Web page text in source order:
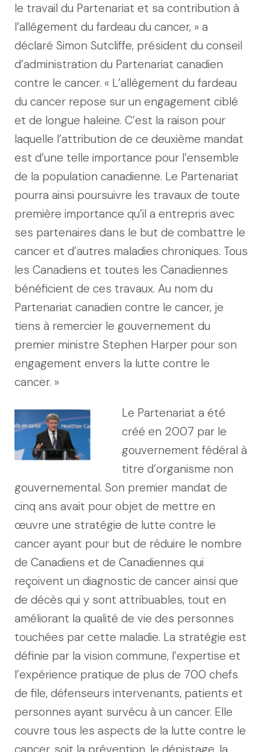
le travail du Partenariat et sa contribution à
l’allégement du fardeau du cancer, » a
déclaré Simon Sutcliffe, président du conseil
d’administration du Partenariat canadien
contre le cancer. « L’allégement du fardeau
du cancer repose sur un engagement ciblé
et de longue haleine. C’est la raison pour
laquelle l’attribution de ce deuxième mandat
est d’une telle importance pour l’ensemble
de la population canadienne. Le Partenariat
pourra ainsi poursuivre les travaux de toute
première importance qu’il a entrepris avec
ses partenaires dans le but de combattre le
cancer et d’autres maladies chroniques. Tous
les Canadiens et toutes les Canadiennes
bénéficient de ces travaux. Au nom du
Partenariat canadien contre le cancer, je
tiens à remercier le gouvernement du
premier ministre Stephen Harper pour son
engagement envers la lutte contre le
cancer. »
Le Partenariat a été
créé en 2007 par le
gouvernement fédéral à
titre d’organisme non
gouvernemental. Son premier mandat de
cinq ans avait pour objet de mettre en
œuvre une stratégie de lutte contre le
cancer ayant pour but de réduire le nombre
de Canadiens et de Canadiennes qui
reçoivent un diagnostic de cancer ainsi que
de décès qui y sont attribuables, tout en
améliorant la qualité de vie des personnes
touchées par cette maladie. La stratégie est
définie par la vision commune, l’expertise et
l’expérience pratique de plus de 700 chefs
de file, défenseurs intervenants, patients et
personnes ayant survécu à un cancer. Elle
couvre tous les aspects de la lutte contre le